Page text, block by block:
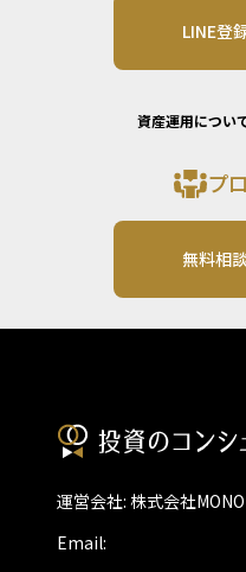
LINE登
資産運用につい
プ
無料相
運営会社: 株式会社
Email: